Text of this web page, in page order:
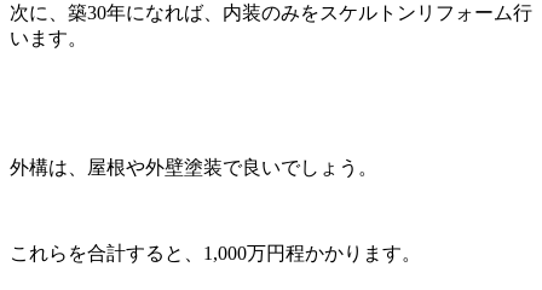
次に、築30年になれば、内装のみをスケルトンリフォーム行
います。
外構は、屋根や外壁塗装で良いでしょう。
これらを合計すると、1,000万円程かかります。